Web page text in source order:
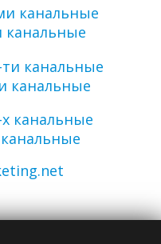
канальные
канальные